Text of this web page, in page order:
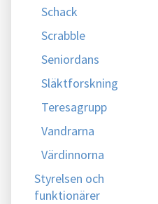
Schack
Scrabble
Seniordans
Släktforskning
Teresagrupp
Vandrarna
Värdinnorna
Styrelsen och
funktionärer